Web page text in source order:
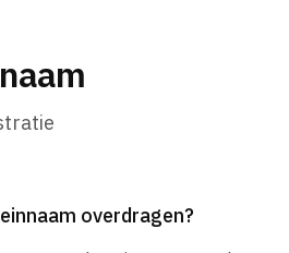
overdragen?